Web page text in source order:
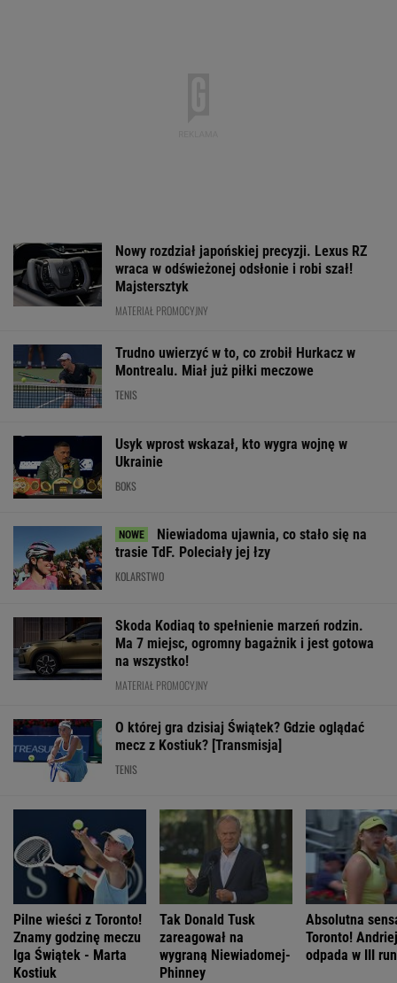
Nowy rozdział japońskiej precyzji. Lexus RZ
wraca w odświeżonej odsłonie i robi szał!
Majstersztyk
MATERIAŁ PROMOCYJNY
Trudno uwierzyć w to, co zrobił Hurkacz w
Montrealu. Miał już piłki meczowe
TENIS
Usyk wprost wskazał, kto wygra wojnę w
Ukrainie
BOKS
Niewiadoma ujawnia, co stało się na
trasie TdF. Poleciały jej łzy
KOLARSTWO
Skoda Kodiaq to spełnienie marzeń rodzin.
Ma 7 miejsc, ogromny bagażnik i jest gotowa
na wszystko!
MATERIAŁ PROMOCYJNY
O której gra dzisiaj Świątek? Gdzie oglądać
mecz z Kostiuk? [Transmisja]
TENIS
Pilne wieści z Toronto!
Znamy godzinę meczu
Iga Świątek - Marta
Kostiuk
Tak Donald Tusk
zareagował na
wygraną Niewiadomej-
Phinney
Absolutna
Toronto!
odpada w III